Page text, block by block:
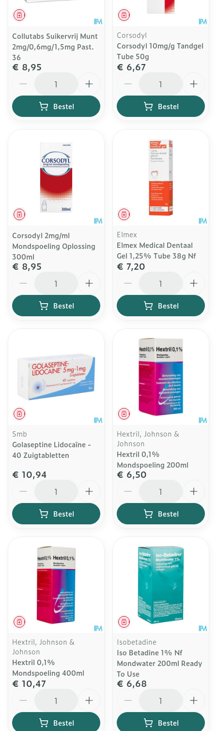
Geneesmiddel
Collutabs Suikervrij Munt
2mg/0,6mg/1,5mg Past.
36
€ 8,95
Bestel
Geneesmiddel
Corsodyl
Corsodyl 10mg/g Tandgel
Tube 50g
€ 6,67
Bestel
Geneesmiddel
Corsodyl 2mg/ml
Mondspoeling Oplossing
300ml
€ 8,95
Bestel
Geneesmiddel
Elmex
Elmex Medical Dentaal
Gel 1,25% Tube 38g Nf
€ 7,20
Bestel
Geneesmiddel
Smb
Golaseptine Lidocaïne -
40 Zuigtabletten
€ 10,94
Bestel
Geneesmiddel
Hextril, Johnson &
Johnson
Hextril 0,1%
Mondspoeling 200ml
€ 6,50
Bestel
Geneesmiddel
Hextril, Johnson &
Johnson
Hextril 0,1%
Mondspoeling 400ml
€ 10,47
Bestel
Geneesmiddel
Isobetadine
Iso Betadine 1% Nf
Mondwater 200ml Ready
To Use
€ 6,68
Bestel